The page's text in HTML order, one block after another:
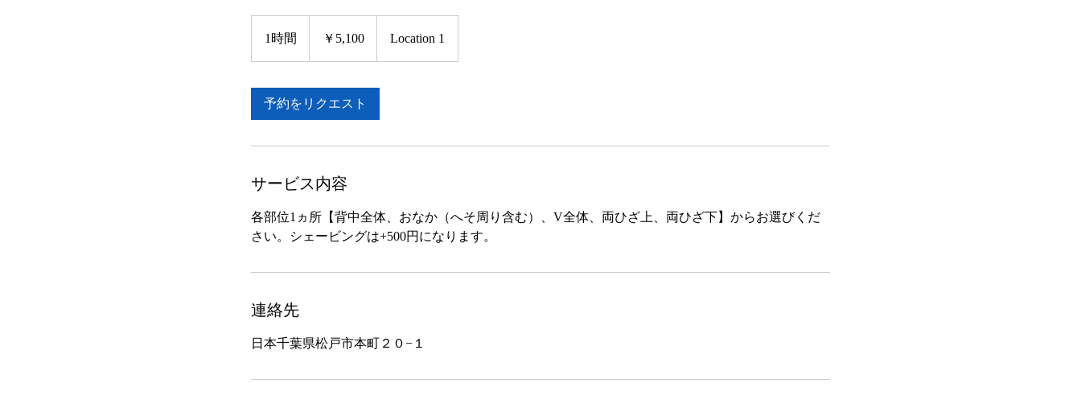
1時間 ￥5,100 Location 1
予約をリクエスト
サービス内容
各部位1ヵ所【背中全体、おなか（へそ周り含む）、V全体、両ひざ上、両ひざ下】からお選びくだ
さい。シェービングは+500円になります。
連絡先
日本千葉県松戸市本町２０−１